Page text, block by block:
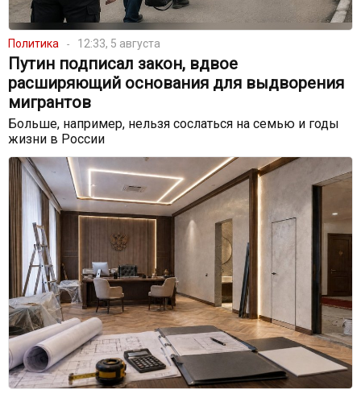
Политика 12:33, 5 августа
Путин подписал закон, вдвое
расширяющий основания для выдворения
мигрантов
Больше, например, нельзя сослаться на семью и годы
жизни в России